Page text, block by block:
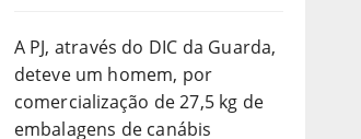
A PJ, através do DIC da Guarda,
deteve um homem, por
comercialização de 27,5 kg de
embalagens de canábis